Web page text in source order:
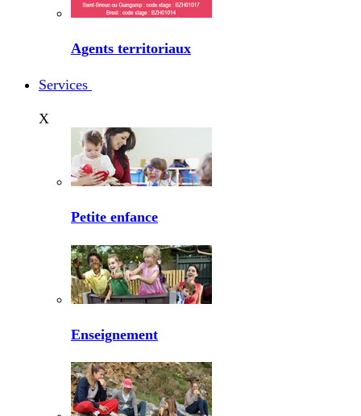
Agents territoriaux
Services
X
Petite enfance
Enseignement